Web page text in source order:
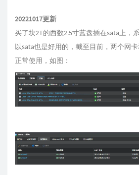
20221017更新
买了块2T的西数2.5寸蓝盘插在sata上，
以sata也是好用的，截至目前，两个网
正常使用，如图：